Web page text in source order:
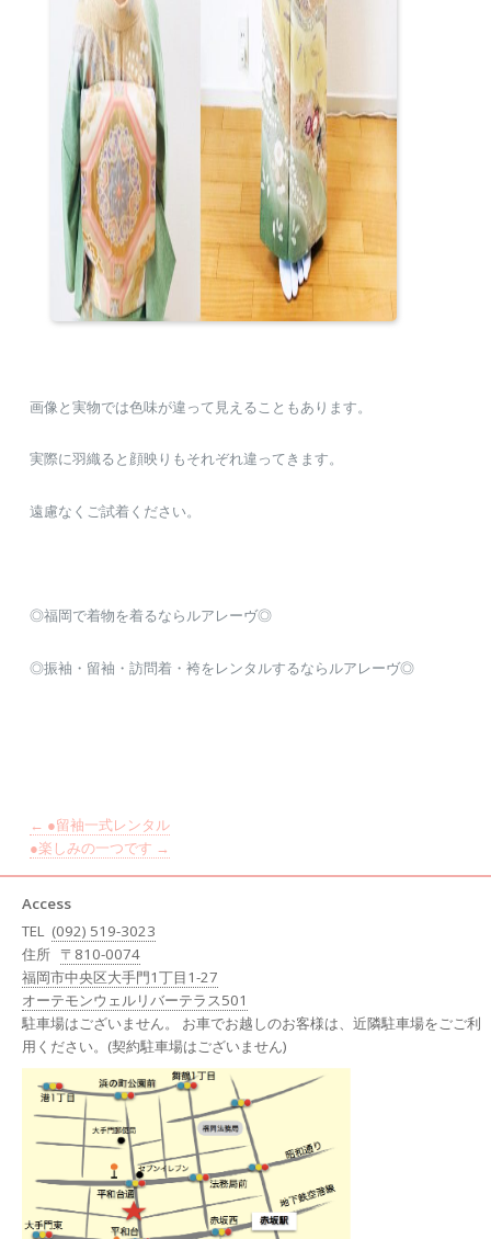
画像と実物では色味が違って見えることもあります。
実際に羽織ると顔映りもそれぞれ違ってきます。
遠慮なくご試着ください。
◎福岡で着物を着るならルアレーヴ◎
◎振袖・留袖・訪問着・袴をレンタルするならルアレーヴ◎
← ●留袖一式レンタル
●楽しみの一つです →
Access
TEL (092) 519-3023
住所 〒810-0074
福岡市中央区大手門1丁目1-27
オーテモンウェルリバーテラス501
駐車場はございません。 お車でお越しのお客様は、近隣駐車場をごご利
用ください。(契約駐車場はございません)